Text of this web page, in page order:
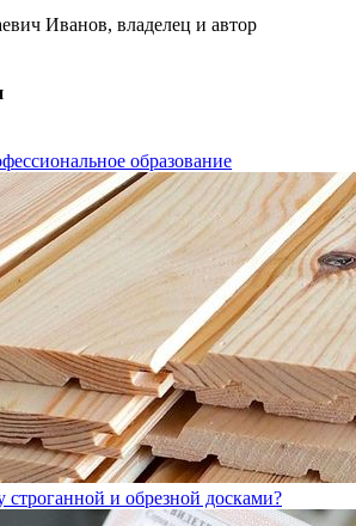
Иванов, владелец и автор
образование
и обрезной досками?